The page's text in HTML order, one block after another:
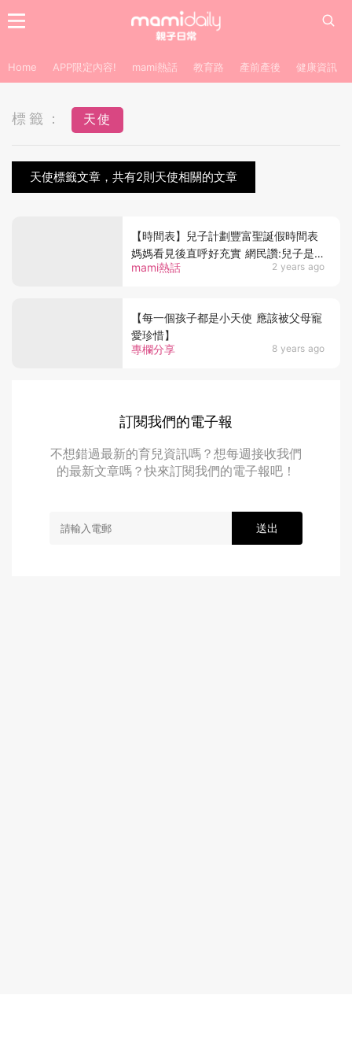
Home APP限定內容! mami熱話 教育路 產前產後 健康資訊
標籤： 天使
天使標籤文章，共有2則天使相關的文章
mami熱話 2 years ago
【時間表】兒子計劃豐富聖誕假時間表
媽媽看見後直呼好充實 網民讚:兒子是
天使
專欄分享 8 years ago
【每一個孩子都是小天使 應該被父母寵
愛珍惜】
訂閱我們的電子報
不想錯過最新的育兒資訊嗎？想每週接收我們
的最新文章嗎？快來訂閱我們的電子報吧！
送出